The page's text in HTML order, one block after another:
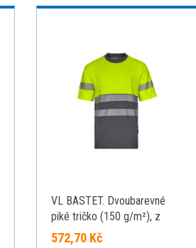
VL BASTET. Dvoubarevné
piké tričko (150 g/m²), z
bavlny (55 %) a polyesteru
572,70 Kč